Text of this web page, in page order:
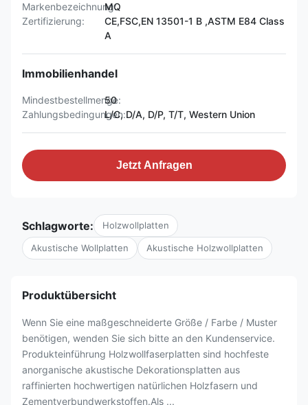
Markenbezeichnung:
MQ
Zertifizierung:
CE,FSC,EN 13501-1 B ,ASTM E84 Class
A
Immobilienhandel
Mindestbestellmenge:
50
Zahlungsbedingungen:L/C, D/A, D/P, T/T, Western Union
Jetzt Anfragen
Schlagworte: Holzwollplatten
Akustische Wollplatten Akustische Holzwollplatten
Produktübersicht
Wenn Sie eine maßgeschneiderte Größe / Farbe / Muster
benötigen, wenden Sie sich bitte an den Kundenservice.
Produkteinführung Holzwollfaserplatten sind hochfeste
anorganische akustische Dekorationsplatten aus
raffinierten hochwertigen natürlichen Holzfasern und
Zementverbundwerkstoffen.Als ...